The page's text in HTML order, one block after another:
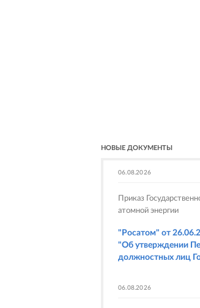
НОВЫЕ ДОКУМЕНТЫ
06.08.2026
Приказ
атомной энергии
"Росатом" от
"Об утверждении
должностных лиц
корпорации по
06.08.2026